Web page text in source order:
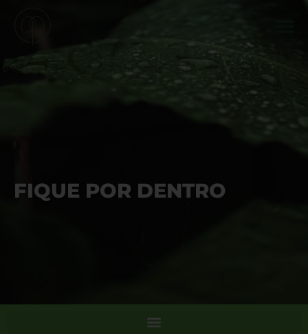
FIQUE POR DENTRO